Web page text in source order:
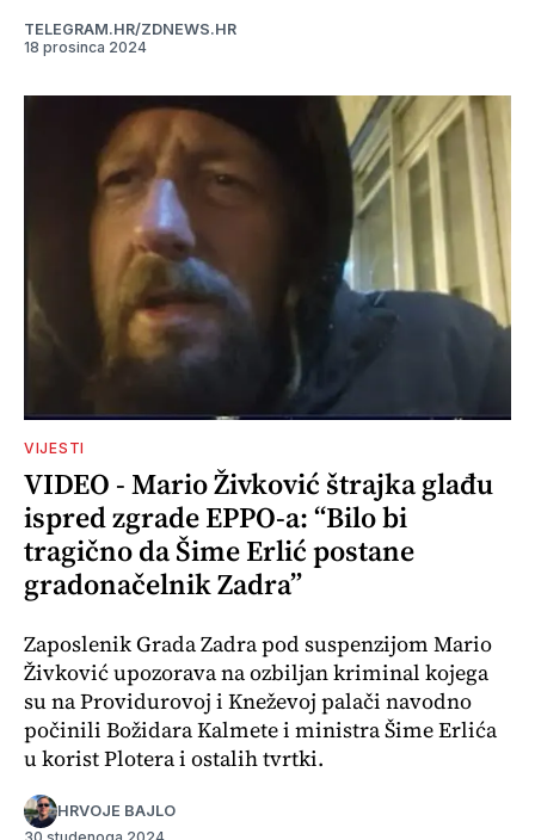
TELEGRAM.HR/ZDNEWS.HR
18 prosinca 2024
VIJESTI
VIDEO - Mario Živković štrajka glađu
ispred zgrade EPPO-a: “Bilo bi
tragično da Šime Erlić postane
gradonačelnik Zadra”
Zaposlenik Grada Zadra pod suspenzijom Mario
Živković upozorava na ozbiljan kriminal kojega
su na Providurovoj i Kneževoj palači navodno
počinili Božidara Kalmete i ministra Šime Erlića
u korist Plotera i ostalih tvrtki.
HRVOJE BAJLO